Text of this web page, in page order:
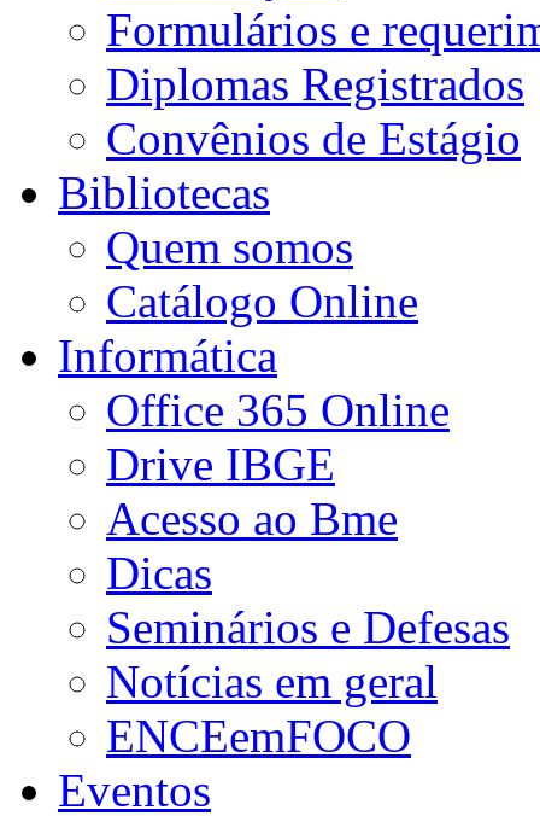
Formulários e
Diplomas Registrados
Convênios de Estágio
Bibliotecas
Quem somos
Catálogo Online
Informática
Office 365 Online
Drive IBGE
Acesso ao Bme
Dicas
Seminários e Defesas
Notícias em geral
ENCEemFOCO
Eventos